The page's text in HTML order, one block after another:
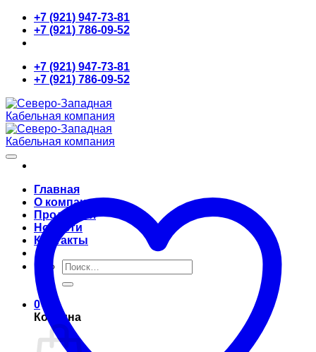
Skip
content
+7 (921) 947-73-81
+7 (921) 786-09-52
+7 (921) 947-73-81
+7 (921) 786-09-52
Главная
О компании
Продукция
Новости
Контакты
Искать:
0
Корзина